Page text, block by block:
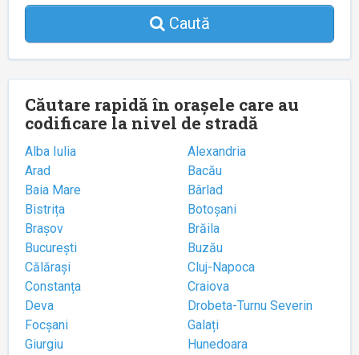
Caută
Căutare rapidă în orașele care au
codificare la nivel de stradă
Alba Iulia
Alexandria
Arad
Bacău
Baia Mare
Bârlad
Bistrița
Botoșani
Brașov
Brăila
București
Buzău
Călărași
Cluj-Napoca
Constanța
Craiova
Deva
Drobeta-Turnu Severin
Focșani
Galați
Giurgiu
Hunedoara